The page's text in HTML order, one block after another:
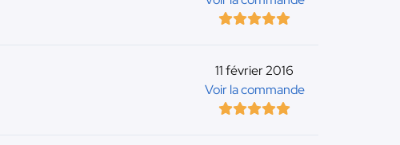
11 février 2016
Voir la commande